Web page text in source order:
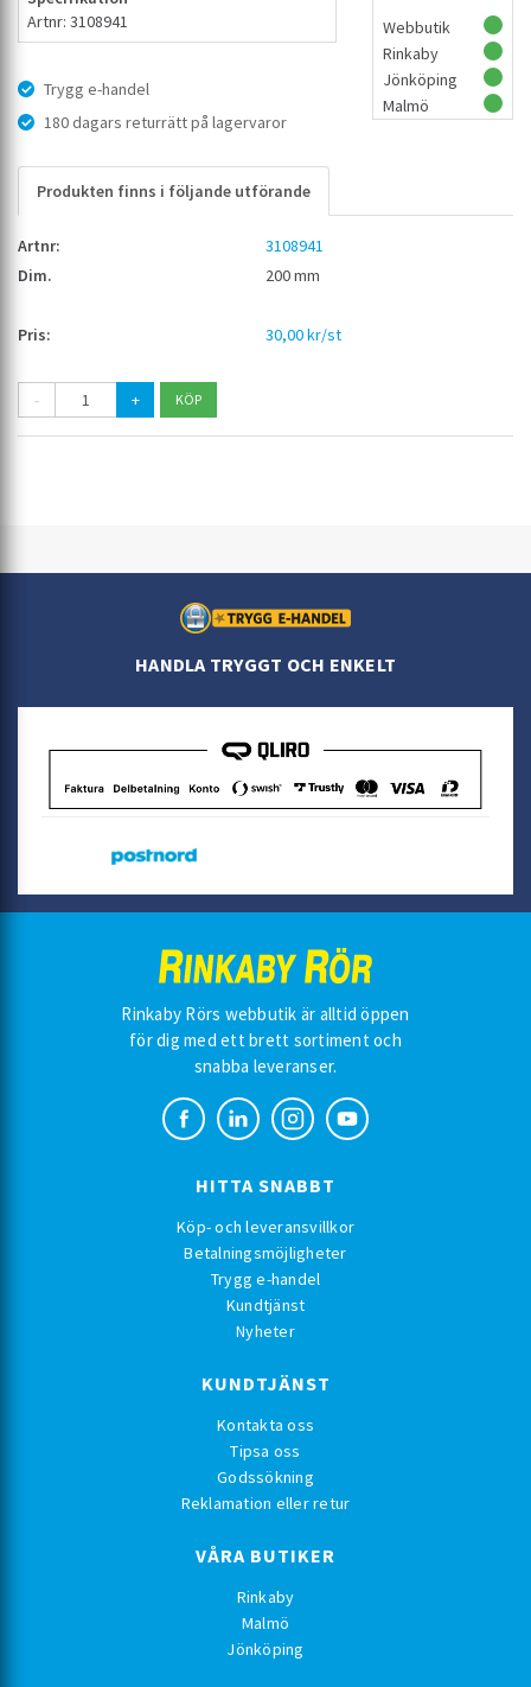
Artnr: 3108941
Trygg e-handel
180 dagars returrätt på lagervaror
Webbutik
Rinkaby
Jönköping
Malmö
Produkten finns i följande utförande
3108941
200 mm
30,00 kr/st
- +
HANDLA TRYGGT OCH ENKELT
Rinkaby Rörs webbutik är alltid öppen
för dig med ett brett sortiment och
snabba leveranser.
HITTA SNABBT
Köp- och leveransvillkor
Betalningsmöjligheter
Trygg e-handel
Kundtjänst
Nyheter
KUNDTJÄNST
Kontakta oss
Tipsa oss
Godssökning
Reklamation eller retur
VÅRA BUTIKER
Rinkaby
Malmö
Jönköping